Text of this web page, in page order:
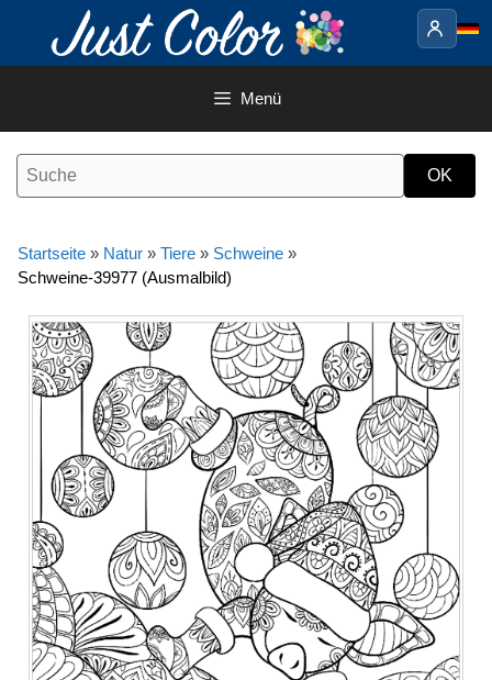
Inhalt
Menü
Startseite » Natur » Tiere » Schweine »
Schweine-39977 (Ausmalbild)